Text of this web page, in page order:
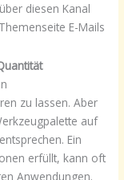
diesen Kanal
E-Mails
zu lassen. Aber
auf
Ein
erfüllt, kann oft
Anwendungen.